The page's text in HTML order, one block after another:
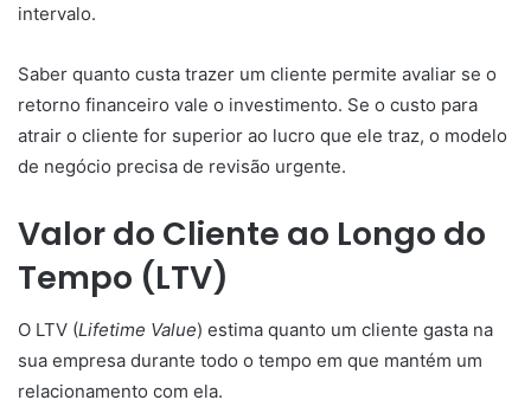
intervalo.
Saber quanto custa trazer um cliente permite avaliar se o
retorno financeiro vale o investimento. Se o custo para
atrair o cliente for superior ao lucro que ele traz, o modelo
de negócio precisa de revisão urgente.
Valor do Cliente ao Longo do
Tempo (LTV)
O LTV (Lifetime Value) estima quanto um cliente gasta na
sua empresa durante todo o tempo em que mantém um
relacionamento com ela.